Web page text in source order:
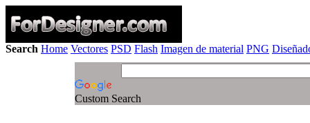
Search Home Vectores PSD Flash Imagen de material PNG
Custom Search